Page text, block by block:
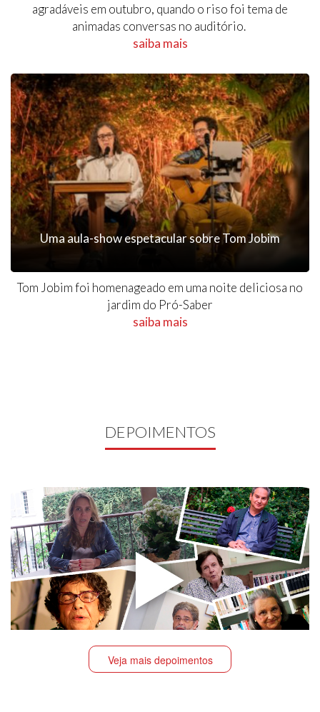
agradáveis em outubro, quando o riso foi tema de
animadas conversas no auditório.
saiba mais
Uma aula-show espetacular sobre Tom Jobim
Tom Jobim foi homenageado em uma noite deliciosa no
jardim do Pró-Saber
saiba mais
DEPOIMENTOS
Veja mais depoimentos